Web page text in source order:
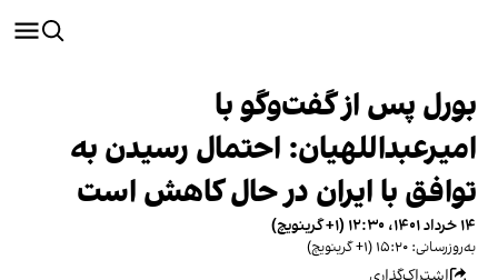
بورل پس از گفت‌و‌گو با
امیرعبداللهیان: احتمال رسیدن به
توافق با ایران در حال کاهش است
۱۴ خرداد ۱۴۰۱، ۱۲:۳۰ (‎+۱ گرینویچ)
به‌روزرسانی: ۱۵:۲۰ (‎+۱ گرینویچ)